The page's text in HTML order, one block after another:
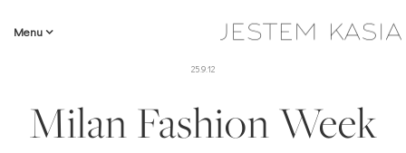
Menu
25.9.12
Milan Fashion Week